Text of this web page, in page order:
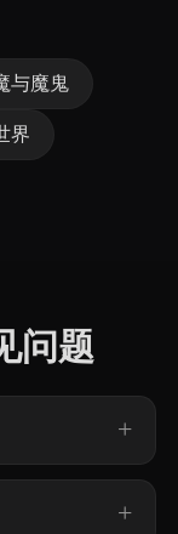
与魔鬼
界
问题